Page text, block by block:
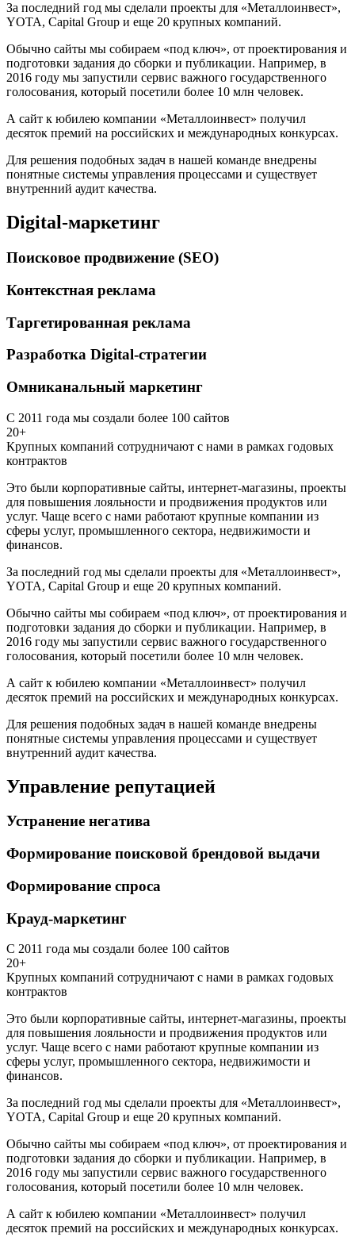
За последний год мы сделали проекты для «Металлоинвест»,
YOTA, Capital Group и еще 20 крупных компаний.
Обычно сайты мы собираем «под ключ», от проектирования и
подготовки задания до сборки и публикации. Например, в
2016 году мы запустили сервис важного государственного
голосования, который посетили более 10 млн человек.
А сайт к юбилею компании «Металлоинвест» получил
десяток премий на российских и международных конкурсах.
Для решения подобных задач в нашей команде внедрены
понятные системы управления процессами и существует
внутренний аудит качества.
Digital-маркетинг
Поисковое продвижение (SEO)
Контекстная реклама
Таргетированная реклама
Разработка Digital-стратегии
Омниканальный маркетинг
С 2011 года мы создали более 100 сайтов
20+
Крупных компаний сотрудничают с нами в рамках годовых
контрактов
Это были корпоративные сайты, интернет-магазины, проекты
для повышения лояльности и продвижения продуктов или
услуг. Чаще всего с нами работают крупные компании из
сферы услуг, промышленного сектора, недвижимости и
финансов.
За последний год мы сделали проекты для «Металлоинвест»,
YOTA, Capital Group и еще 20 крупных компаний.
Обычно сайты мы собираем «под ключ», от проектирования и
подготовки задания до сборки и публикации. Например, в
2016 году мы запустили сервис важного государственного
голосования, который посетили более 10 млн человек.
А сайт к юбилею компании «Металлоинвест» получил
десяток премий на российских и международных конкурсах.
Для решения подобных задач в нашей команде внедрены
понятные системы управления процессами и существует
внутренний аудит качества.
Управление репутацией
Устранение негатива
Формирование поисковой брендовой выдачи
Формирование спроса
Крауд-маркетинг
С 2011 года мы создали более 100 сайтов
20+
Крупных компаний сотрудничают с нами в рамках годовых
контрактов
Это были корпоративные сайты, интернет-магазины, проекты
для повышения лояльности и продвижения продуктов или
услуг. Чаще всего с нами работают крупные компании из
сферы услуг, промышленного сектора, недвижимости и
финансов.
За последний год мы сделали проекты для «Металлоинвест»,
YOTA, Capital Group и еще 20 крупных компаний.
Обычно сайты мы собираем «под ключ», от проектирования и
подготовки задания до сборки и публикации. Например, в
2016 году мы запустили сервис важного государственного
голосования, который посетили более 10 млн человек.
А сайт к юбилею компании «Металлоинвест» получил
десяток премий на российских и международных конкурсах.